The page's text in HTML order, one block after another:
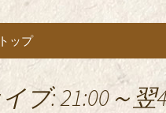
ップ
ブ: 21:00～翌